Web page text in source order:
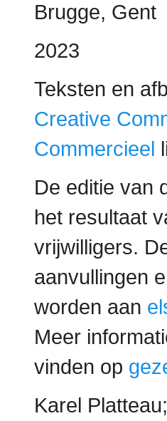
Brugge, Gent
2023
Teksten en
Creative
Commercieel
De editie van
het resultaat
vrijwilligers.
aanvullingen
worden aan
Meer
vinden op
Karel